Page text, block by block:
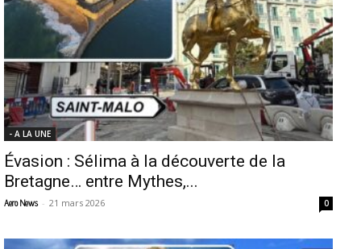
- A LA UNE
Évasion : Sélima à la découverte de la
Bretagne… entre Mythes,...
Aero News - 21 mars 2026 0